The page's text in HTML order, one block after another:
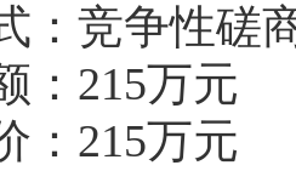
：竞争性磋
： 215万元
： 215万元